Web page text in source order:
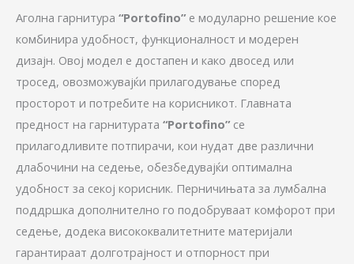
Аголна гарнитура “Portofino” е модуларно решение кое
комбинира удобност, функционалност и модерен
дизајн. Овој модел е достапен и како двосед или
тросед, овозможувајќи прилагодување според
просторот и потребите на корисникот. Главната
предност на гарнитурата “Portofino” се
прилагодливите потпирачи, кои нудат две различни
длабочини на седење, обезбедувајќи оптимална
удобност за секој корисник. Перничињата за лумбална
поддршка дополнително го подобруваат комфорот при
седење, додека висококвалитетните материјали
гарантираат долготрајност и отпорност при